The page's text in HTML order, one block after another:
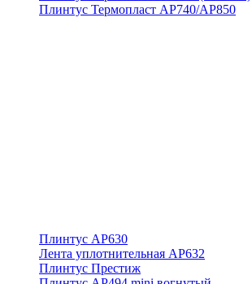
Плинтус Термопласт АР740/АР850
Плинтус АР630
Лента уплотнительная АР632
Плинтус Престиж